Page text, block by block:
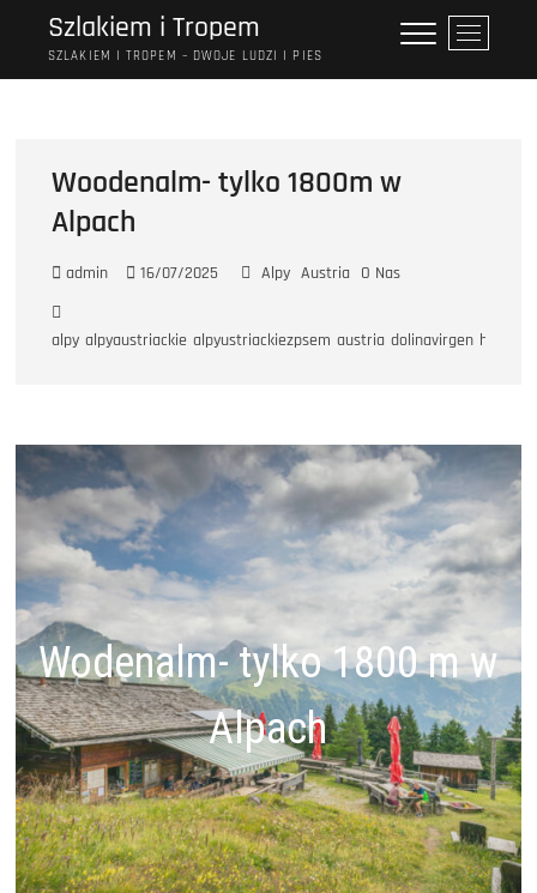
Szlakiem i Tropem
SZLAKIEM I TROPEM – DWOJE LUDZI I PIES
P
r
z
Woodenalm- tylko 1800m w
Alpach
admin 16/07/2025 Alpy Austria O Nas
alpy alpyaustriackie alpyustriackiezpsem austria dolinavirgen
Wodenalm- tylko 1800 m w
Alpach